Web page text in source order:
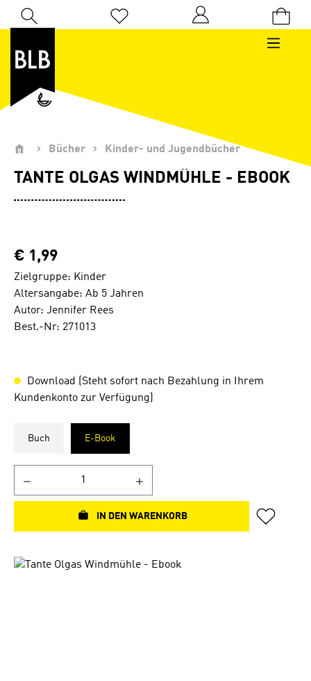
Zum Hauptinhalt springen
Du hast 0 Produkte auf dem Merkzettel
Bücher Kinder- und Jugendbücher
TANTE OLGAS WINDMÜHLE - EBOOK
€ 1,99
Zielgruppe: Kinder
Altersangabe: Ab 5 Jahren
Autor: Jennifer Rees
Best.-Nr: 271013
Download (Steht sofort nach Bezahlung in Ihrem
Kundenkonto zur Verfügung)
Buch E-Book
IN DEN WARENKORB
Bildergalerie überspringen